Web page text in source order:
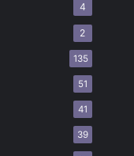
4
2
135
51
41
39